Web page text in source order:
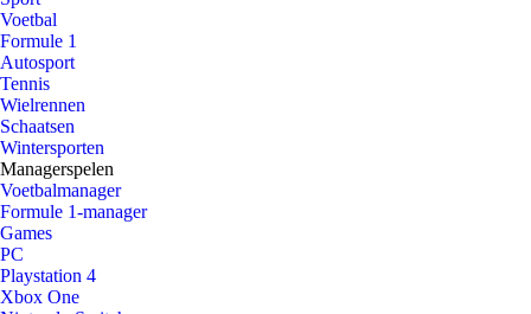
Voetbal
Formule 1
Autosport
Tennis
Wielrennen
Schaatsen
Wintersporten
Managerspelen
Voetbalmanager
Formule 1-manager
Games
PC
Playstation 4
Xbox One